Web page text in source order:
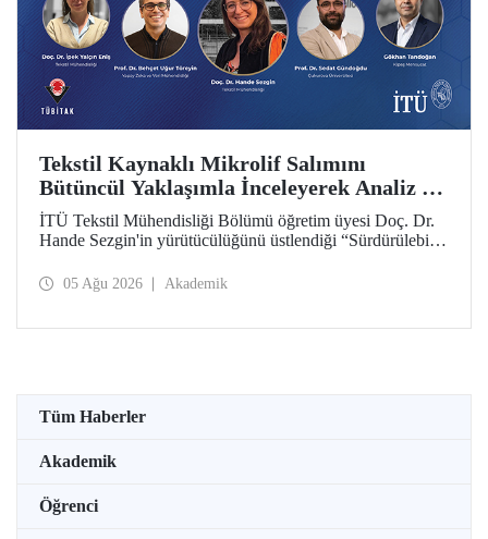
Tekstil Kaynaklı Mikrolif Salımını
Bütüncül Yaklaşımla İnceleyerek Analiz ve
Azaltım Stratejileri Geliştirecek Projeye
TÜBİTAK Desteği
İTÜ Tekstil Mühendisliği Bölümü öğretim üyesi Doç. Dr.
Hande Sezgin'in yürütücülüğünü üstlendiği “Sürdürülebilir
Koşullarına Bağlı Mikrolif Salımı: Aşınma, UV Maruziyeti
05 Ağu 2026 Akademik
Tüm Haberler
Akademik
Öğrenci